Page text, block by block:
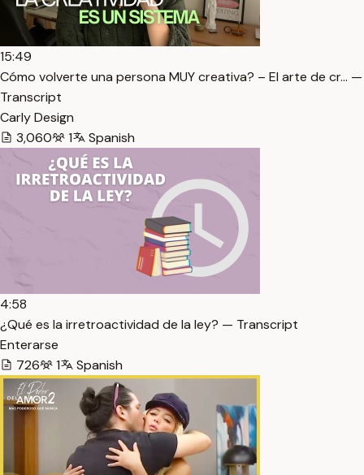
15:49
Cómo volverte una persona MUY creativa? – El arte de cr… —
Transcript
Carly Design
3,060
1 Spanish
4:58
¿Qué es la irretroactividad de la ley? — Transcript
Enterarse
726
1 Spanish